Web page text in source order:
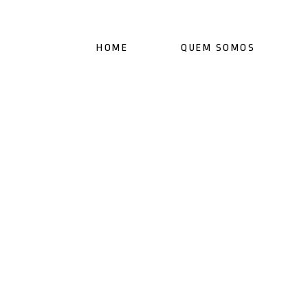
HOME QUEM SOMOS